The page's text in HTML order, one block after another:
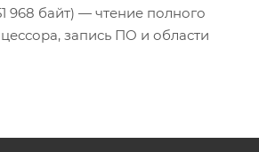
968 байт) — чтение полного
запись ПО и области